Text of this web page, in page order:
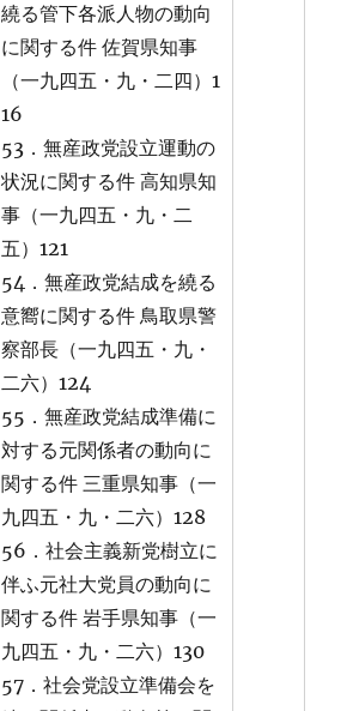
繞る管下各派人物の動向
に関する件 佐賀県知事
（一九四五・九・二四）1
16
53．無産政党設立運動の
状況に関する件 高知県知
事（一九四五・九・二
五）121
54．無産政党結成を繞る
意嚮に関する件 鳥取県警
察部長（一九四五・九・
二六）124
55．無産政党結成準備に
対する元関係者の動向に
関する件 三重県知事（一
九四五・九・二六）128
56．社会主義新党樹立に
伴ふ元社大党員の動向に
関する件 岩手県知事（一
九四五・九・二六）130
57．社会党設立準備会を